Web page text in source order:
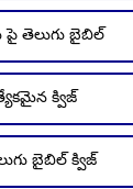
పై తెలుగు బైబిల్
క్విజ్
బైబిల్ క్విజ్